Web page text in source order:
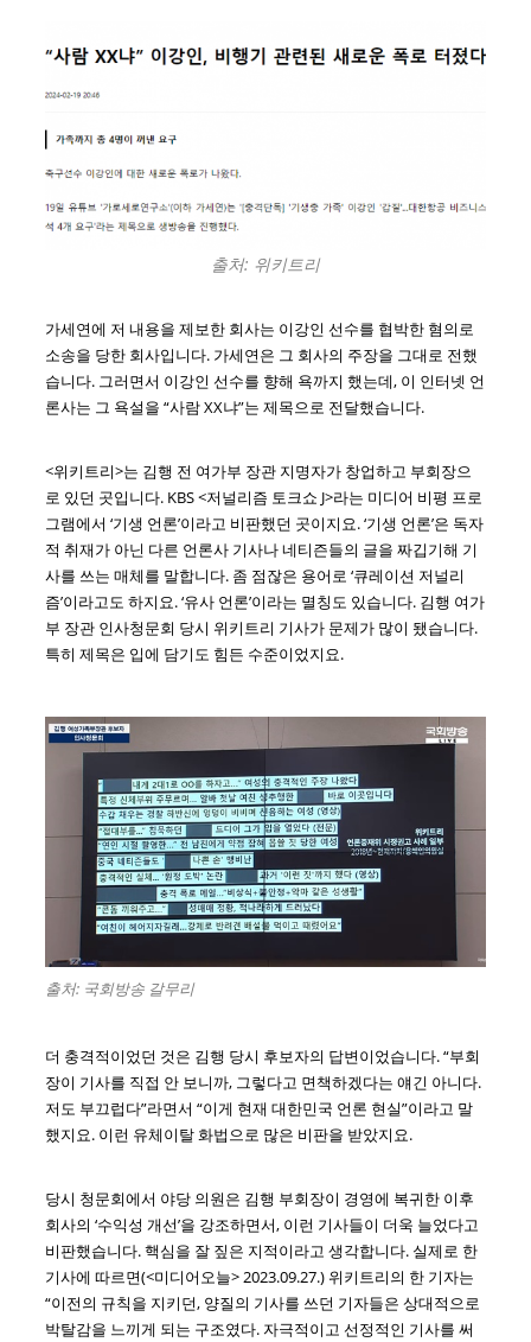
출처: 위키트리
가세연에 저 내용을 제보한 회사는 이강인 선수를 협박한 혐의로
소송을 당한 회사입니다. 가세연은 그 회사의 주장을 그대로 전했
습니다. 그러면서 이강인 선수를 향해 욕까지 했는데, 이 인터넷 언
론사는 그 욕설을 “사람 XX냐”는 제목으로 전달했습니다.
<위키트리>는 김행 전 여가부 장관 지명자가 창업하고 부회장으
로 있던 곳입니다. KBS <저널리즘 토크쇼 J>라는 미디어 비평 프로
그램에서 ‘기생 언론’이라고 비판했던 곳이지요. ‘기생 언론’은 독자
적 취재가 아닌 다른 언론사 기사나 네티즌들의 글을 짜깁기해 기
사를 쓰는 매체를 말합니다. 좀 점잖은 용어로 ‘큐레이션 저널리
즘’이라고도 하지요. ‘유사 언론’이라는 멸칭도 있습니다. 김행 여가
부 장관 인사청문회 당시 위키트리 기사가 문제가 많이 됐습니다.
특히 제목은 입에 담기도 힘든 수준이었지요.
출처: 국회방송 갈무리
더 충격적이었던 것은 김행 당시 후보자의 답변이었습니다. “부회
장이 기사를 직접 안 보니까, 그렇다고 면책하겠다는 얘긴 아니다.
저도 부끄럽다”라면서 “이게 현재 대한민국 언론 현실”이라고 말
했지요. 이런 유체이탈 화법으로 많은 비판을 받았지요.
당시 청문회에서 야당 의원은 김행 부회장이 경영에 복귀한 이후
회사의 ‘수익성 개선’을 강조하면서, 이런 기사들이 더욱 늘었다고
비판했습니다. 핵심을 잘 짚은 지적이라고 생각합니다. 실제로 한
기사에 따르면(<미디어오늘> 2023.09.27.) 위키트리의 한 기자는
“이전의 규칙을 지키던, 양질의 기사를 쓰던 기자들은 상대적으로
박탈감을 느끼게 되는 구조였다. 자극적이고 선정적인 기사를 써